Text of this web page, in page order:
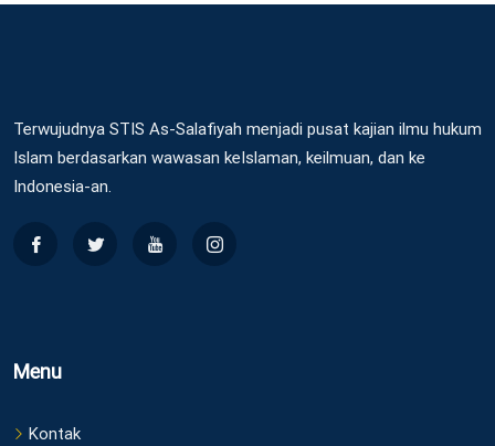
Terwujudnya STIS As-Salafiyah menjadi pusat kajian ilmu hukum
Islam berdasarkan wawasan keIslaman, keilmuan, dan ke
Indonesia-an.
Menu
Kontak